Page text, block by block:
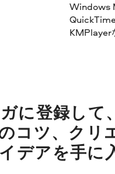
Windows
QuickTime
KMPlayer
に登録して
コツ、クリ
デアを手に